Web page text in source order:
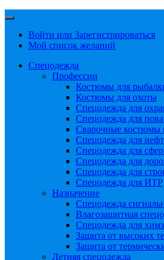
Войти или Зарегистрироваться
Мой список желаний
Спецодежда
Профессии
Костюмы для
Костюмы для охоты
Спецодежда для
Спецодежда для
Сварочные костюмы
Спецодежда для
Спецодежда для
Спецодежда для
Спецодежда для
Спецодежда для ИТР
Назначение
Спецодежда
Влагозащитная
Спецодежда для
Защита от высоких
Защита от
Летняя спецодежда